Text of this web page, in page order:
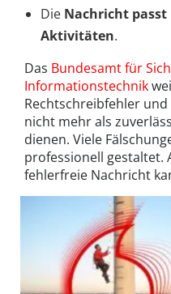
Die Nachricht
Aktivitäten.
Das Bundesamt für
Informationstechnik
Rechtschreibfehler
nicht mehr als
dienen. Viele
professionell gestaltet.
fehlerfreie Nachricht